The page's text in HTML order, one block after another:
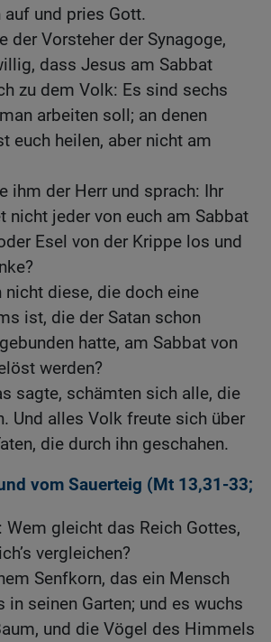
und pries Gott.
der Vorsteher der Synagoge,
dass Jesus am Sabbat
zu dem Volk: Es sind sechs
arbeiten soll; an denen
euch heilen, aber nicht am
ihm der Herr und sprach: Ihr
nicht jeder von euch am Sabbat
Esel von der Krippe los und
nicht diese, die doch eine
ist, die der Satan schon
hatte, am Sabbat von
werden?
sagte, schämten sich alle, die
Und alles Volk freute sich über
die durch ihn geschahen.
vom Sauerteig (Mt 13,31-33;
Wem gleicht das Reich Gottes,
vergleichen?
Senfkorn, das ein Mensch
in seinen Garten; und es wuchs
und die Vögel des Himmels